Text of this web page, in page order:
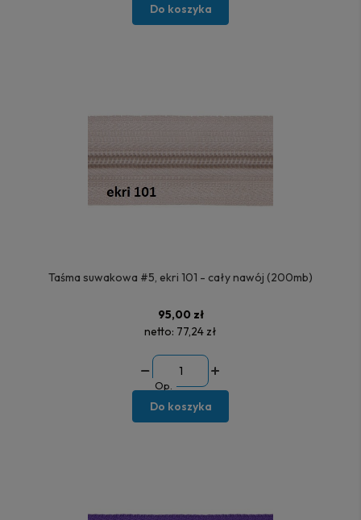
Do koszyka
Taśma suwakowa #5, ekri 101 - cały nawój (200mb)
95,00 zł
netto: 77,24 zł
Op.
Do koszyka